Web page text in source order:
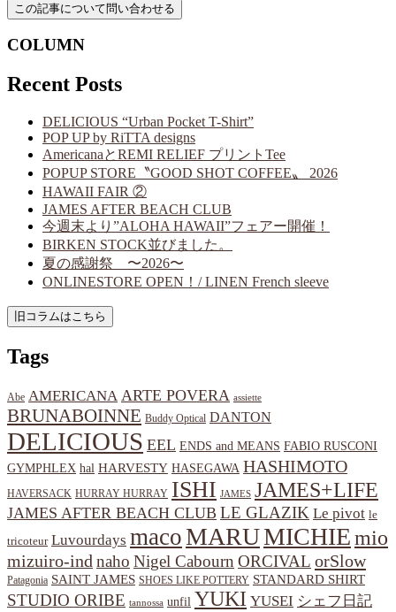
COLUMN
Recent Posts
DELICIOUS “Urban Pocket T-Shirt”
POP UP by RiTTA designs
AmericanaとREMI RELIEF プリントTee
POPUP STORE〝GOOD SHOT COFFEE〟 2026
HAWAII FAIR ②
JAMES AFTER BEACH CLUB
今週末より”ALOHA HAWAII”フェアー開催！
BIRKEN STOCK並びました。
夏の感謝祭 〜2026〜
ONLINESTORE OPEN！/ LINEN French sleeve
Tags
Abe AMERICANA ARTE POVERA assiette
BRUNABOINNE Buddy Optical DANTON
DELICIOUS EEL ENDS and MEANS FABIO RUSCONI
GYMPHLEX hal HARVESTY HASEGAWA HASHIMOTO
HAVERSACK HURRAY HURRAY ISHI JAMES JAMES+LIFE
JAMES AFTER BEACH CLUB LE GLAZIK Le pivot le
tricoteur Luvourdays macoMARUMICHIEmio
mizuiro-ind naho Nigel Cabourn ORCIVAL orSlow
Patagonia SAINT JAMES SHOES LIKE POTTERY STANDARD SHIRT
STUDIO ORIBE tannossa unfil YUKI YUSEI シェフ日記